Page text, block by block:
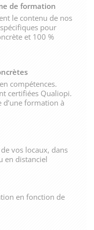
de formation
le contenu de nos
pour
et 100 %
compétences.
certifiées Qualiopi.
d’une formation à
vos locaux, dans
en distanciel
en fonction de